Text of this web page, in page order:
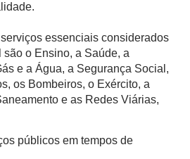
essenciais considerados
o Ensino, a Saúde, a
e a Água, a Segurança Social,
os Bombeiros, o Exército, a
e as Redes Viárias,
públicos em tempos de